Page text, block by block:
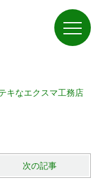
キなエクスマ工務店
次の記事